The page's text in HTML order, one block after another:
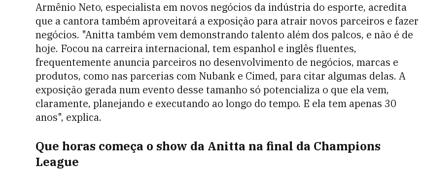
Armênio Neto, especialista em novos negócios da indústria do esporte, acredita
que a cantora também aproveitará a exposição para atrair novos parceiros e fazer
negócios. "Anitta também vem demonstrando talento além dos palcos, e não é de
hoje. Focou na carreira internacional, tem espanhol e inglês fluentes,
frequentemente anuncia parceiros no desenvolvimento de negócios, marcas e
produtos, como nas parcerias com Nubank e Cimed, para citar algumas delas. A
exposição gerada num evento desse tamanho só potencializa o que ela vem,
claramente, planejando e executando ao longo do tempo. E ela tem apenas 30
anos", explica.
Que horas começa o show da Anitta na final da Champions
League